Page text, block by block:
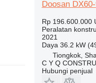
Doosan
Rp 196.600.000
Peralatan
2021
Daya 36.2 kW
Tiongkok,
C Y Q
Hubungi penjual